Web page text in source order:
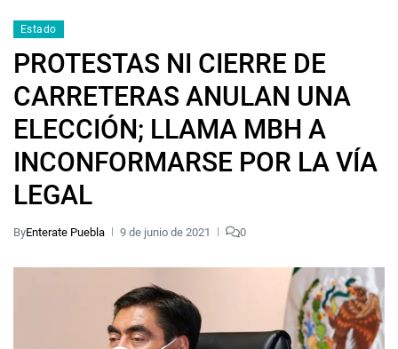
Estado
PROTESTAS NI CIERRE DE
CARRETERAS ANULAN UNA
ELECCIÓN; LLAMA MBH A
INCONFORMARSE POR LA VÍA
LEGAL
ByEnterate Puebla 9 de junio de 2021 0